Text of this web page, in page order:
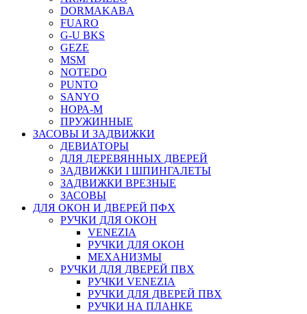
DORMAKABA
FUARO
G-U BKS
GEZE
MSM
NOTEDO
PUNTO
SANYO
НОРА-М
ПРУЖИННЫЕ
ЗАСОВЫ И ЗАДВИЖКИ
ДЕВИАТОРЫ
ДЛЯ ДЕРЕВЯННЫХ ДВЕРЕЙ
ЗАДВИЖКИ I ШПИНГАЛЕТЫ
ЗАДВИЖКИ ВРЕЗНЫЕ
ЗАСОВЫ
ДЛЯ ОКОН И ДВЕРЕЙ ПФХ
РУЧКИ ДЛЯ ОКОН
VENEZIA
РУЧКИ ДЛЯ ОКОН
МЕХАНИЗМЫ
РУЧКИ ДЛЯ ДВЕРЕЙ ПВХ
РУЧКИ VENEZIA
РУЧКИ ДЛЯ ДВЕРЕЙ ПВХ
РУЧКИ НА ПЛАНКЕ